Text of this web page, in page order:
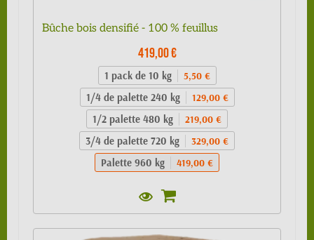
Bûche bois densifié - 100 % feuillus
419,00 €
1 pack de 10 kg 5,50 €
1/4 de palette 240 kg 129,00 €
1/2 palette 480 kg 219,00 €
3/4 de palette 720 kg 329,00 €
Palette 960 kg 419,00 €